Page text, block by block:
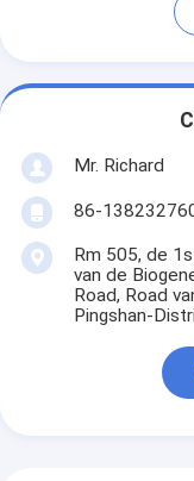
Mr. Richard
86-
Rm 505, de
van de
Road, Road
Pingshan-